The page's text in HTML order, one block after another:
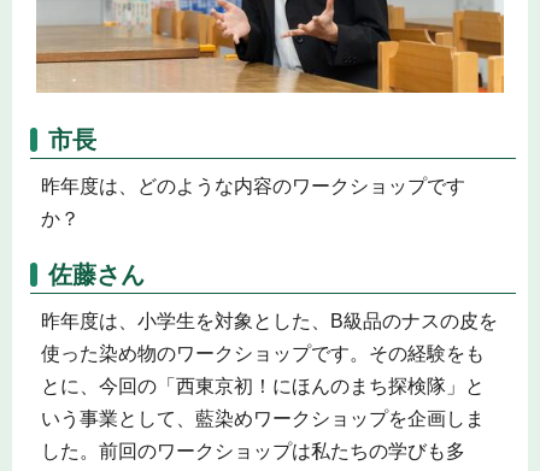
市長
昨年度は、どのような内容のワークショップです
か？
佐藤さん
昨年度は、小学生を対象とした、B級品のナスの皮を
使った染め物のワークショップです。その経験をも
とに、今回の「西東京初！にほんのまち探検隊」と
いう事業として、藍染めワークショップを企画しま
した。前回のワークショップは私たちの学びも多